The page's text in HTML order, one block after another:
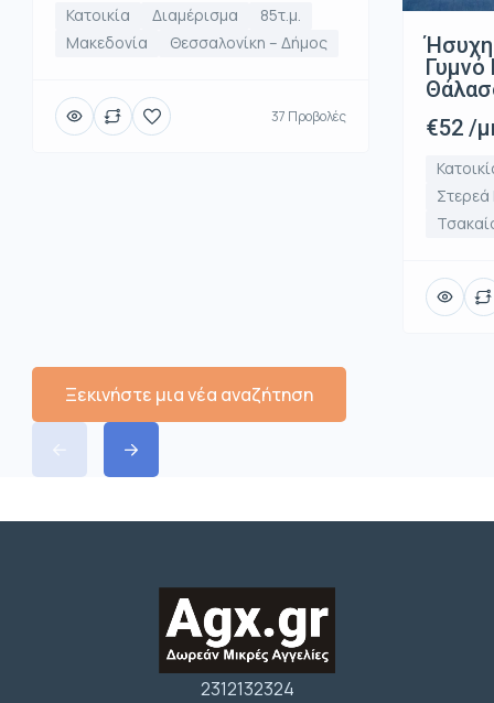
Κατοικία Διαμέρισμα
85τ.μ.
Μακεδονία
Θεσσαλονίκη – Δήμος
37 Προβολές
Γυμνό
€52 /
Ξεκινήστε μια νέα αναζήτηση
2312132324